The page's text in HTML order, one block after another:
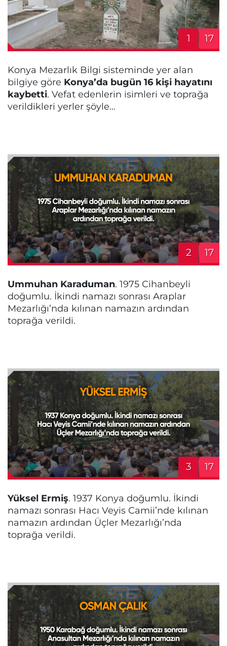
1 17
Konya Mezarlık Bilgi sisteminde yer alan
bilgiye göre Konya’da bugün 16 kişi hayatını
kaybetti. Vefat edenlerin isimleri ve toprağa
verildikleri yerler şöyle…
2 17
Ummuhan Karaduman. 1975 Cihanbeyli
doğumlu. İkindi namazı sonrası Araplar
Mezarlığı’nda kılınan namazın ardından
toprağa verildi.
3 17
Yüksel Ermiş. 1937 Konya doğumlu. İkindi
namazı sonrası Hacı Veyis Camii’nde kılınan
namazın ardından Üçler Mezarlığı’nda
toprağa verildi.